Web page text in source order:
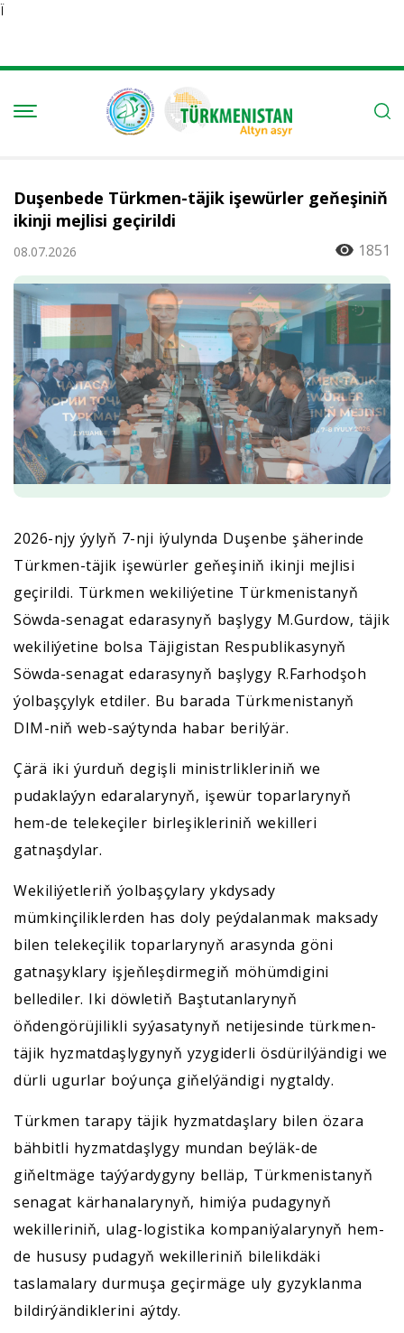
Ï
Duşenbede Türkmen-täjik işewürler geňeşiniň
ikinji mejlisi geçirildi
08.07.2026 1851
2026-njy ýylyň 7-nji iýulynda Duşenbe şäherinde
Türkmen-täjik işewürler geňeşiniň ikinji mejlisi
geçirildi. Türkmen wekiliýetine Türkmenistanyň
Söwda-senagat edarasynyň başlygy M.Gurdow, täjik
wekiliýetine bolsa Täjigistan Respublikasynyň
Söwda-senagat edarasynyň başlygy R.Farhodşoh
ýolbaşçylyk etdiler. Bu barada Türkmenistanyň
DIM-niň web-saýtynda habar berilýär.
Çärä iki ýurduň degişli ministrlikleriniň we
pudaklaýyn edaralarynyň, işewür toparlarynyň
hem-de telekeçiler birleşikleriniň wekilleri
gatnaşdylar.
Wekiliýetleriň ýolbaşçylary ykdysady
mümkinçiliklerden has doly peýdalanmak maksady
bilen telekeçilik toparlarynyň arasynda göni
gatnaşyklary işjeňleşdirmegiň möhümdigini
bellediler. Iki döwletiň Baştutanlarynyň
öňdengörüjilikli syýasatynyň netijesinde türkmen-
täjik hyzmatdaşlygynyň yzygiderli ösdürilýändigi we
dürli ugurlar boýunça giňelýändigi nygtaldy.
Türkmen tarapy täjik hyzmatdaşlary bilen özara
bähbitli hyzmatdaşlygy mundan beýläk-de
giňeltmäge taýýardygyny belläp, Türkmenistanyň
senagat kärhanalarynyň, himiýa pudagynyň
wekilleriniň, ulag-logistika kompaniýalarynyň hem-
de hususy pudagyň wekilleriniň bilelikdäki
taslamalary durmuşa geçirmäge uly gyzyklanma
bildirýändiklerini aýtdy.